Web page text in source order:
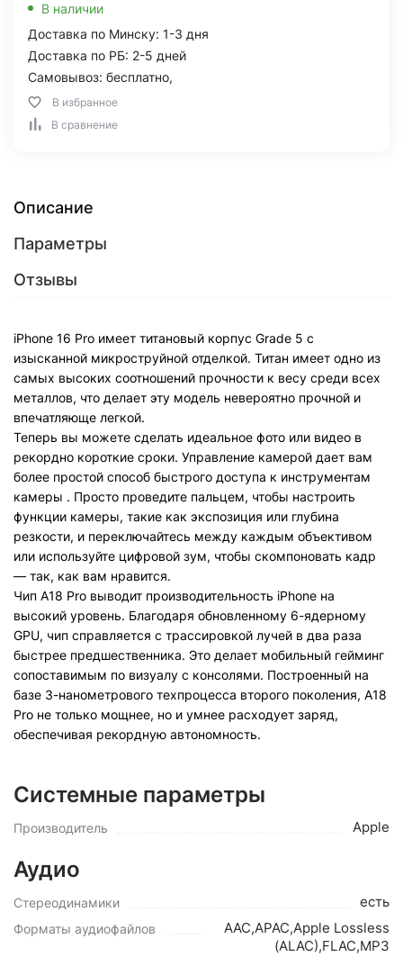
В наличии
Доставка по Минску: 1-3 дня
Доставка по РБ: 2-5 дней
Самовывоз: бесплатно,
В избранное
В сравнение
Описание
Параметры
Отзывы
iPhone 16 Pro имеет титановый корпус Grade 5 с
изысканной микроструйной отделкой. Титан имеет одно из
самых высоких соотношений прочности к весу среди всех
металлов, что делает эту модель невероятно прочной и
впечатляюще легкой.
Теперь вы можете сделать идеальное фото или видео в
рекордно короткие сроки. Управление камерой дает вам
более простой способ быстрого доступа к инструментам
камеры . Просто проведите пальцем, чтобы настроить
функции камеры, такие как экспозиция или глубина
резкости, и переключайтесь между каждым объективом
или используйте цифровой зум, чтобы скомпоновать кадр
— так, как вам нравится.
Чип A18 Pro выводит производительность iPhone на
высокий уровень. Благодаря обновленному 6-ядерному
GPU, чип справляется с трассировкой лучей в два раза
быстрее предшественника. Это делает мобильный гейминг
сопоставимым по визуалу с консолями. Построенный на
базе 3-нанометрового техпроцесса второго поколения, A18
Pro не только мощнее, но и умнее расходует заряд,
обеспечивая рекордную автономность.
Системные параметры
Производитель Apple
Аудио
Стереодинамики есть
Форматы аудиофайлов
AAC,APAC,Apple Lossless
(ALAC),FLAC,MP3